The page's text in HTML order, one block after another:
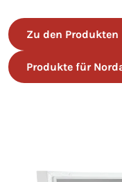
Zu den Produkten
Produkte für